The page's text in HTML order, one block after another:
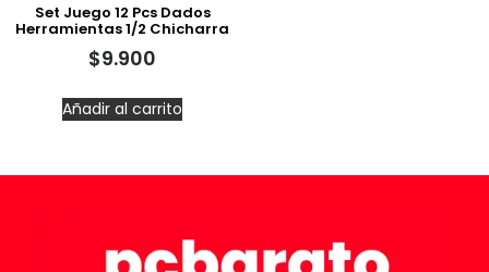
Set Juego 12 Pcs Dados
Herramientas 1/2 Chicharra
$9.900
Añadir al carrito